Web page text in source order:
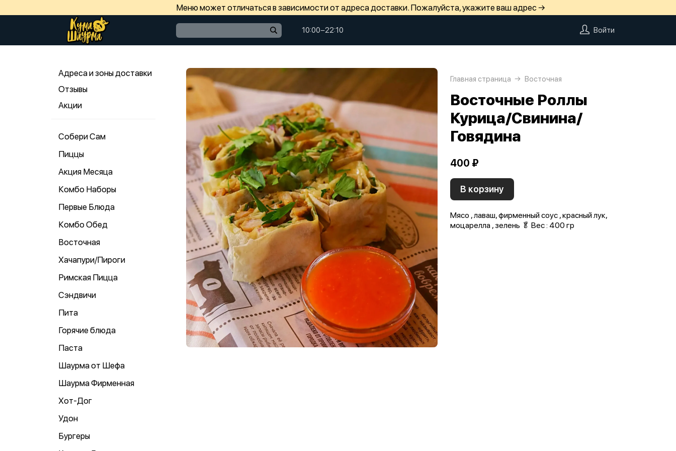
Меню может отличаться в зависимости от адреса доставки. Пожалуйста, укажите ваш адрес →
10:00−22:10 Войти
Адреса и зоны доставки
Отзывы
Акции
Собери Сам
Пиццы
Акция Месяца
Комбо Наборы
Первые Блюда
Комбо Обед
Восточная
Хачапури/Пироги
Римская Пицца
Сэндвичи
Пита
Горячие блюда
Паста
Шаурма от Шефа
Шаурма Фирменная
Хот-Дог
Удон
Бургеры
Главная страница Восточная
Восточные Роллы
Курица/Свинина/
Говядина
400 ₽
В корзину
Мясо , лаваш, фирменный соус , красный лук,
моцарелла , зелень 🥬 Вес : 400 гр